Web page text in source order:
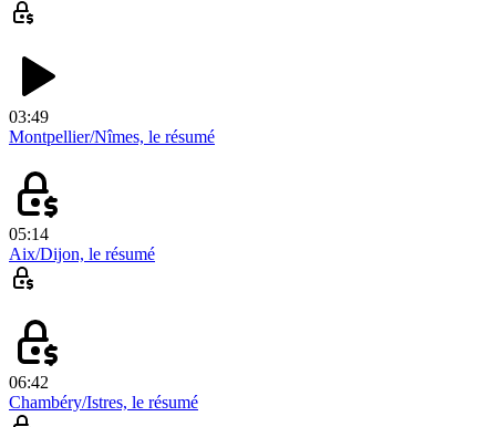
03:49
Montpellier/Nîmes, le résumé
05:14
Aix/Dijon, le résumé
06:42
Chambéry/Istres, le résumé